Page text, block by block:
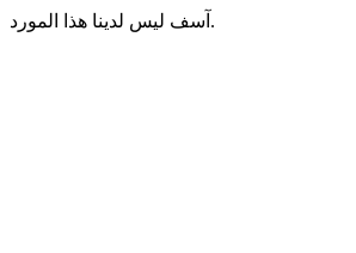
آسف ليس لدينا هذا المورد.